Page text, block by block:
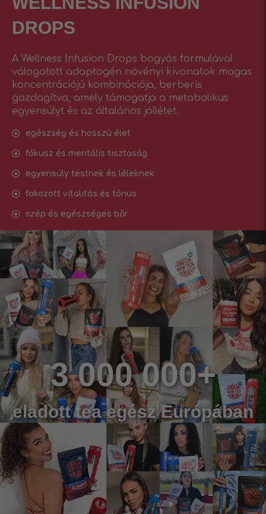
DROPS
A Wellness Infusion Drops bogyós formulával
válogatott adaptogén növényi kivonatok magas
koncentrációjú kombinációja, berberis
gazdagítva, amely támogatja a metabolikus
egyensúlyt és az általános jóllétet.
egészség és hosszú élet
fókusz és mentális tisztaság
egyensúly testnek és léleknek
fokozott vitalitás és tónus
szép és egészséges bőr
3 000 000+
eladott tea egész Európában